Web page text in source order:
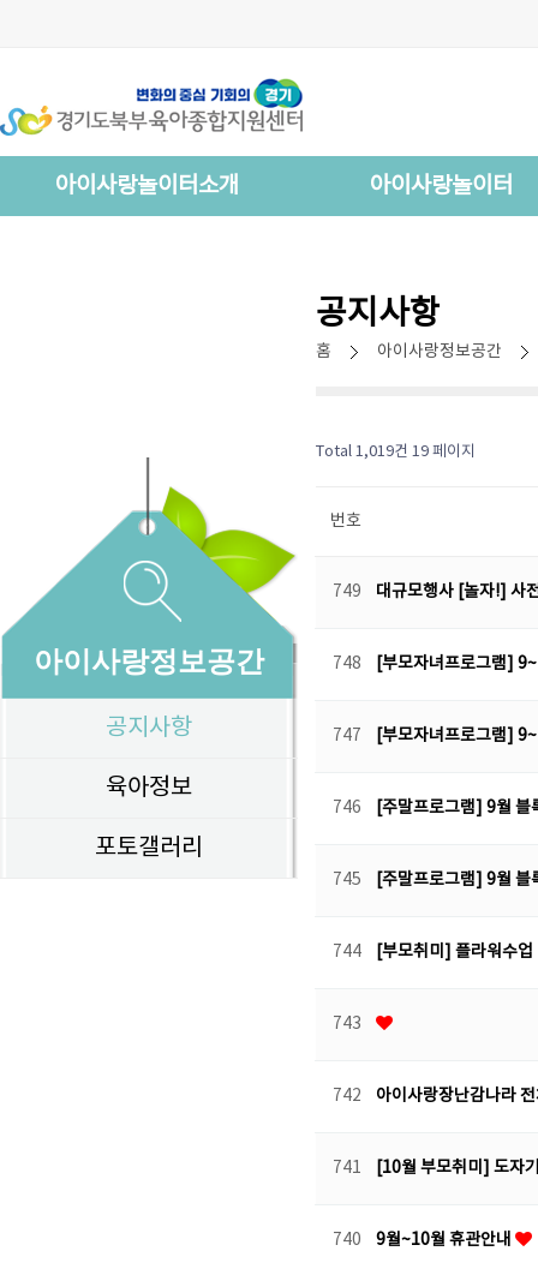
아이사랑놀이터소개 아이사랑놀이터
아이사랑정보공간
공지사항
육아정보
포토갤러리
공지사항
홈 아이사랑정보공간
Total 1,019건 19 페이지
번호
749 대규모행사 [놀자!] 사
748 [부모자녀프로그램]
747 [부모자녀프로그램]
746 [주말프로그램] 9월
745 [주말프로그램] 9월
744 [부모취미] 플라워수
743
742 아이사랑장난감나라
741 [10월 부모취미] 도자
740 9월~10월 휴관안내